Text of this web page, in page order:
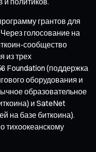
грантов для
голосование на
сообщество
из трех
Foundation (поддержка
оборудования и
образовательное
и SateNet
на базе биткоина).
тихоокеанскому